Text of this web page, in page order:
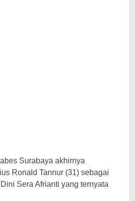
Surabaya akhirnya
Ronald Tannur (31) sebagai
Sera Afrianti yang ternyata